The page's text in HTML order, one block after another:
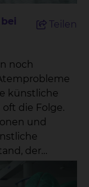
Teilen
noch
künstliche
die Folge.
und